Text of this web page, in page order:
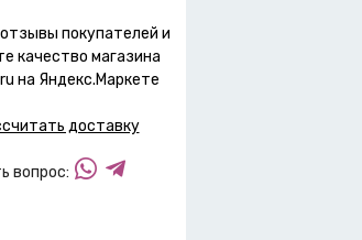
доставку
вопрос: